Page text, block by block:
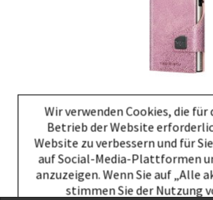
Wallet CLICK & SLIDE
89,95 € *
62,97 € *
Wir verwenden Cookies, die
Betrieb der Website
Website zu verbessern und für
auf Social-Media-Plattformen
anzuzeigen. Wenn Sie auf „Alle
stimmen Sie der Nutzung